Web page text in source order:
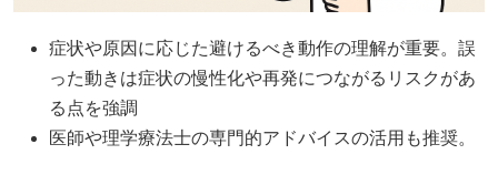
症状や原因に応じた避けるべき動作の理解が重要。誤
った動きは症状の慢性化や再発につながるリスクがあ
る点を強調
医師や理学療法士の専門的アドバイスの活用も推奨。